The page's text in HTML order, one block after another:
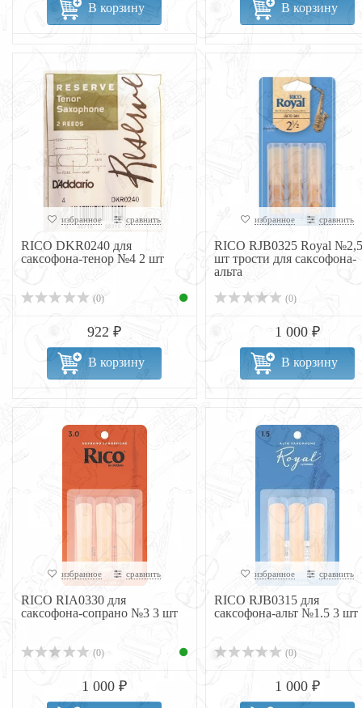
В корзину В корзину
избранное сравнить
RICO DKR0240 для
саксофона-тенор №4 2 шт
(0)
922 ₽
В корзину
избранное сравнить
RICO RJB0325 Royal
шт трости для саксофона-
альта
(0)
1 000 ₽
В корзину
избранное сравнить
RICO RIA0330 для
саксофона-сопрано №3 3 шт
(0)
1 000 ₽
избранное сравнить
RICO RJB0315 для
саксофона-альт №1.5 3 шт
(0)
1 000 ₽